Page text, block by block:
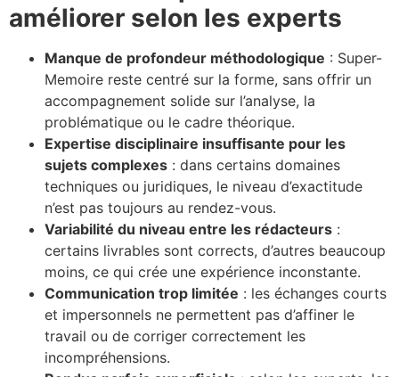
améliorer selon les experts
Manque de profondeur méthodologique : Super-
Memoire reste centré sur la forme, sans offrir un
accompagnement solide sur l’analyse, la
problématique ou le cadre théorique.
Expertise disciplinaire insuffisante pour les
sujets complexes : dans certains domaines
techniques ou juridiques, le niveau d’exactitude
n’est pas toujours au rendez-vous.
Variabilité du niveau entre les rédacteurs :
certains livrables sont corrects, d’autres beaucoup
moins, ce qui crée une expérience inconstante.
Communication trop limitée : les échanges courts
et impersonnels ne permettent pas d’affiner le
travail ou de corriger correctement les
incompréhensions.